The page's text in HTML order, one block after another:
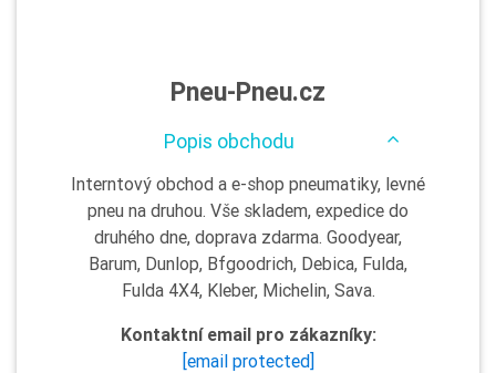
Pneu-Pneu.cz
Popis obchodu
Interntový obchod a e-shop pneumatiky, levné
pneu na druhou. Vše skladem, expedice do
druhého dne, doprava zdarma. Goodyear,
Barum, Dunlop, Bfgoodrich, Debica, Fulda,
Fulda 4X4, Kleber, Michelin, Sava.
Kontaktní email pro zákazníky:
[email protected]